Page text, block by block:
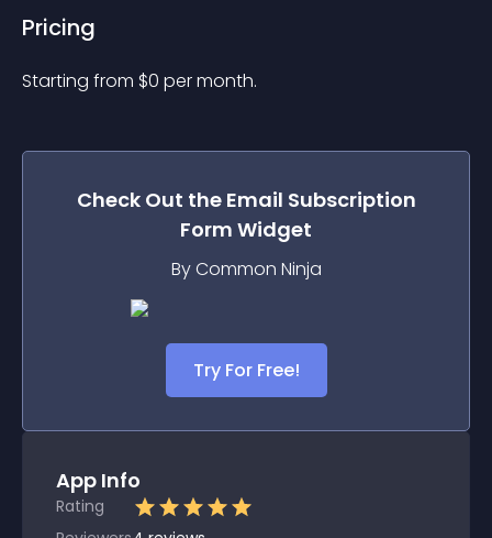
Pricing
Starting from $0 per month.
Check Out the Email Subscription
Form Widget
By Common Ninja
Try For Free!
App Info
Rating